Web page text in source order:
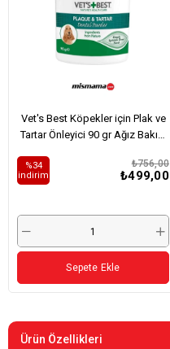
Vet's Best Köpekler için Plak ve
Tartar Önleyici 90 gr Ağız Bakım
₺499,00
₺756,00
%34
i̇ndirim
Sepete Ekle
Ürün Özellikleri